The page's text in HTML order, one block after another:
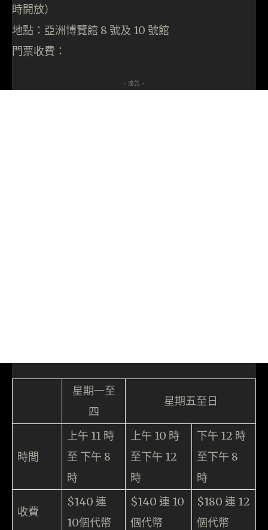
時開放）
地點：亞洲博覽館 8 號及 10 號館
門票收費：
- 廣告 -
星期一至
四
星期五至日
時間
上午 11 時
至 下午 8
時
上午 10 時
至下午 12
時
下午 12 時
至下午 8
時
收費
$140 連
10個代幣
$140 連 10
個代幣
$180 連 12
個代幣